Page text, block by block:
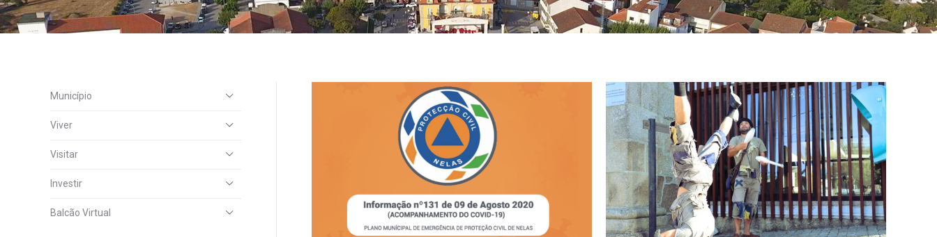
Município
Viver
Visitar
Investir
Balcão Virtual